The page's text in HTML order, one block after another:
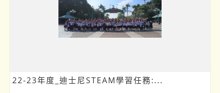
22-23年度_迪士尼STEAM學習任務:...